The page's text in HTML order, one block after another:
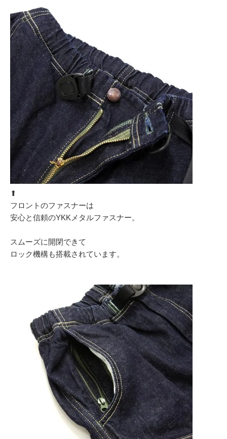
⬆︎
フロントのファスナーは
安心と信頼のYKKメタルファスナー。
スムーズに開閉できて
ロック機構も搭載されています。